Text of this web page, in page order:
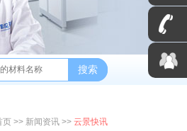
搜索
页 >> 新闻资讯 >> 云景快讯